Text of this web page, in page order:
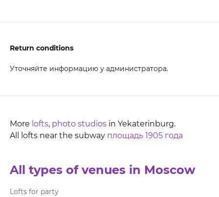
Return conditions
Уточняйте информацию у администратора.
More lofts, photo studios in Yekaterinburg.
All lofts near the subway площадь 1905 года
All types of venues in Moscow
Lofts for party